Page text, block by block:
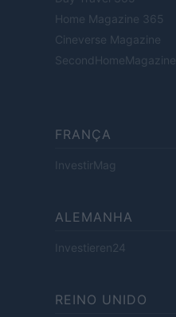
Home Magazine 365
Cineverse Magazine
SecondHomeMagazine
FRANÇA
InvestirMag
ALEMANHA
Investieren24
REINO UNIDO